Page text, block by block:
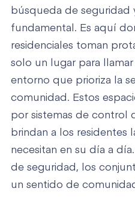
búsqueda de seguridad
fundamental. Es aquí
residenciales toman
solo un lugar para
entorno que prioriza la
comunidad. Estos
por sistemas de control
brindan a los residentes
necesitan en su día a
de seguridad, los
un sentido de